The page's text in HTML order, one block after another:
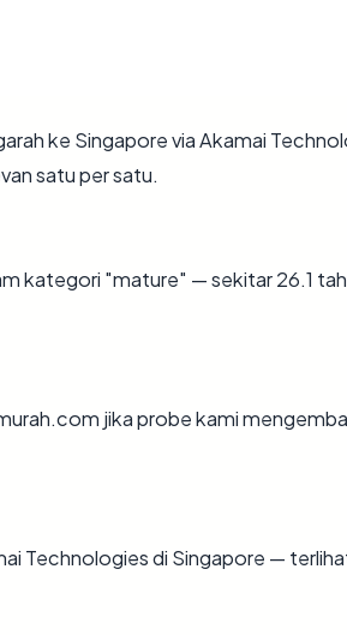
ke Singapore via Akamai
satu per satu.
kategori "mature" — sekitar 26.1
jika probe kami
Technologies di Singapore —